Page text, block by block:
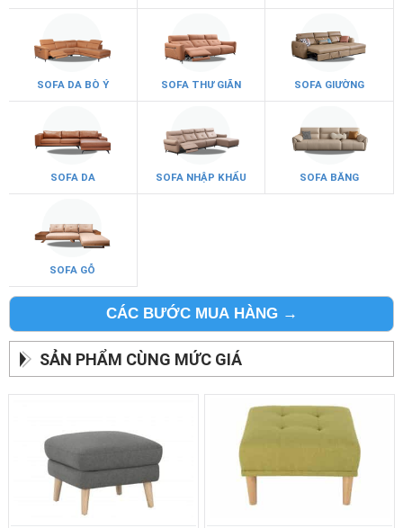
SOFA DA BÒ Ý SOFA THƯ GIÃN SOFA GIƯỜNG
SOFA DA SOFA NHẬP KHẨU SOFA BĂNG
SOFA GỖ
CÁC BƯỚC MUA HÀNG →
SẢN PHẨM CÙNG MỨC GIÁ